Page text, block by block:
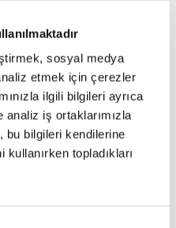
sosyal medya
etmek için çerezler
ilgili bilgileri ayrıca
iş ortaklarımızla
bu bilgileri kendilerine
kullanırken topladıkları